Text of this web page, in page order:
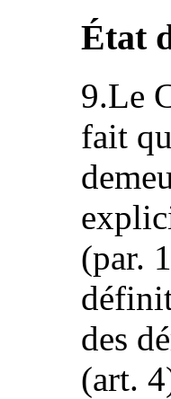
État
9.Le
fait
(par.
des
(art.